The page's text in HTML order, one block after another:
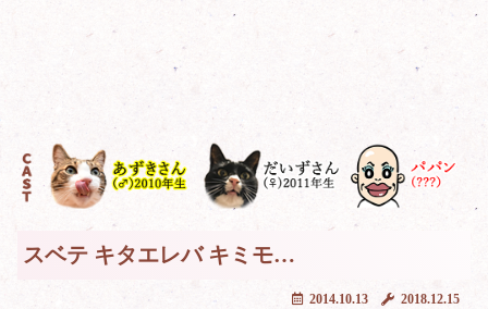
スベテ キタエレバ キミモ…
2018.12.15
2014.10.13